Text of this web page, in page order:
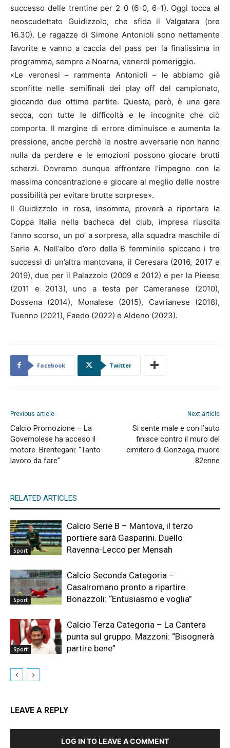
successo delle trentine per 2-0 (6-0, 6-1). Oggi tocca al
neoscudettato Guidizzolo, che sfida il Valgatara (ore
16.30). Le ragazze di Simone Antonioli sono nettamente
favorite e vanno a caccia del pass per la finalissima in
programma, sempre a Noarna, venerdì pomeriggio.
«Le veronesi – rammenta Antonioli – le abbiamo già
sconfitte nelle semifinali dei play off del campionato,
giocando due ottime partite. Questa, però, è una gara
secca, con tutte le difficoltà e le incognite che ciò
comporta. Il margine di errore diminuisce e aumenta la
pressione, anche perchè le nostre avversarie non hanno
nulla da perdere e le emozioni possono giocare brutti
scherzi. Dovremo dunque affrontare l’impegno con la
massima concentrazione e giocare al meglio delle nostre
possibilità per evitare brutte sorprese».
Il Guidizzolo in rosa, insomma, proverà a riportare la
Coppa Italia nella bacheca del club, impresa riuscita
l’anno scorso, un po’ a sorpresa, alla squadra maschile di
Serie A. Nell’albo d’oro della B femminile spiccano i tre
successi di un’altra mantovana, il Ceresara (2016, 2017 e
2019), due per il Palazzolo (2009 e 2012) e per la Pieese
(2011 e 2013), uno a testa per Cameranese (2010),
Dossena (2014), Monalese (2015), Cavrianese (2018),
Tuenno (2021), Faedo (2022) e Aldeno (2023).
Facebook Twitter
Previous article
Calcio Promozione – La
Governolese ha acceso il
motore. Brentegani: “Tanto
lavoro da fare”
Next article
Si sente male e con l’auto
finisce contro il muro del
cimitero di Gonzaga, muore
82enne
RELATED ARTICLES
Sport
Calcio Serie B – Mantova, il terzo
portiere sarà Gasparini. Duello
Ravenna-Lecco per Mensah
Sport
Calcio Seconda Categoria –
Casalromano pronto a ripartire.
Bonazzoli: “Entusiasmo e voglia”
Sport
Calcio Terza Categoria – La Cantera
punta sul gruppo. Mazzoni: “Bisognerà
partire bene”
LEAVE A REPLY
LOG IN TO LEAVE A COMMENT